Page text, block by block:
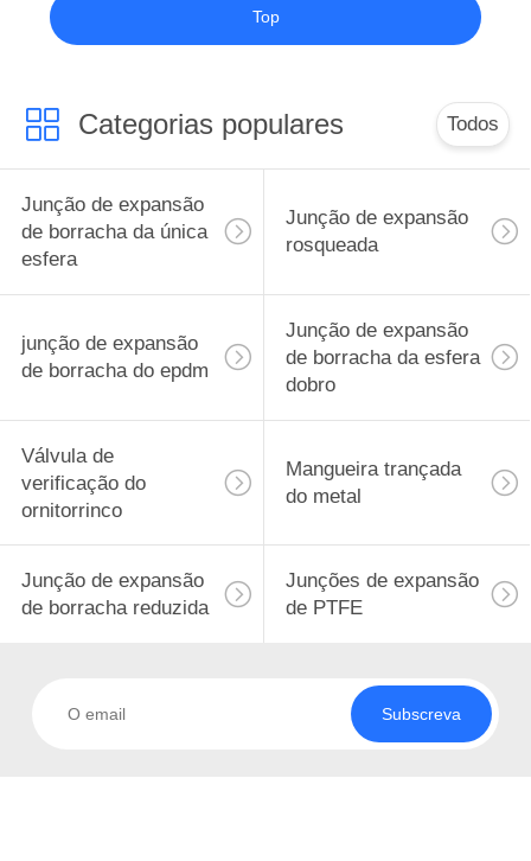
Top
Categorias populares Todos
Junção de expansão
de borracha da única
esfera
Junção de expansão
rosqueada
junção de expansão
de borracha do epdm
Junção de expansão
de borracha da esfera
dobro
Válvula de
verificação do
ornitorrinco
Mangueira trançada
do metal
Junção de expansão
de borracha reduzida
Junções de expansão
de PTFE
Subscreva